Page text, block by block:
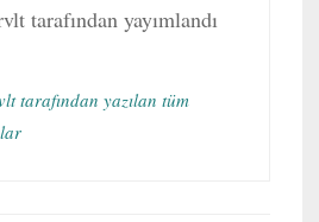
tarafından yayımlandı
tarafından yazılan tüm